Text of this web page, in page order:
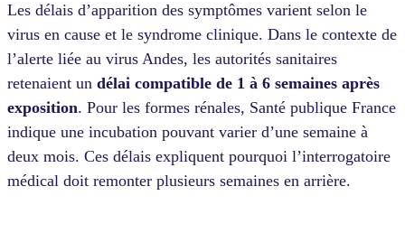
Les délais d’apparition des symptômes varient selon le
virus en cause et le syndrome clinique. Dans le contexte de
l’alerte liée au virus Andes, les autorités sanitaires
retenaient un délai compatible de 1 à 6 semaines après
exposition. Pour les formes rénales, Santé publique France
indique une incubation pouvant varier d’une semaine à
deux mois. Ces délais expliquent pourquoi l’interrogatoire
médical doit remonter plusieurs semaines en arrière.